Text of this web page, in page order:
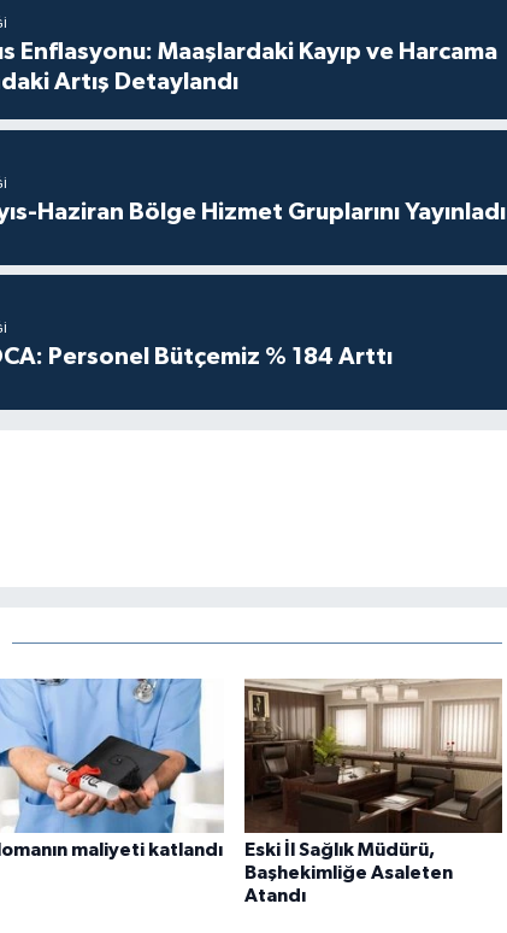
Enflasyonu: Maaşlardaki Kayıp ve Harcama
Artış Detaylandı
Haziran Bölge Hizmet Gruplarını Yayınladı
Personel Bütçemiz % 184 Arttı
maliyeti katlandı
Eski İl Sağlık Müdürü,
Başhekimliğe Asaleten
Atandı